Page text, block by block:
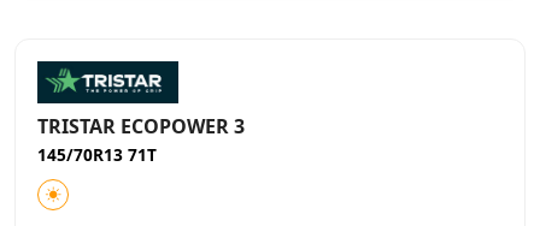
TRISTAR ECOPOWER 3
145/70R13 71T